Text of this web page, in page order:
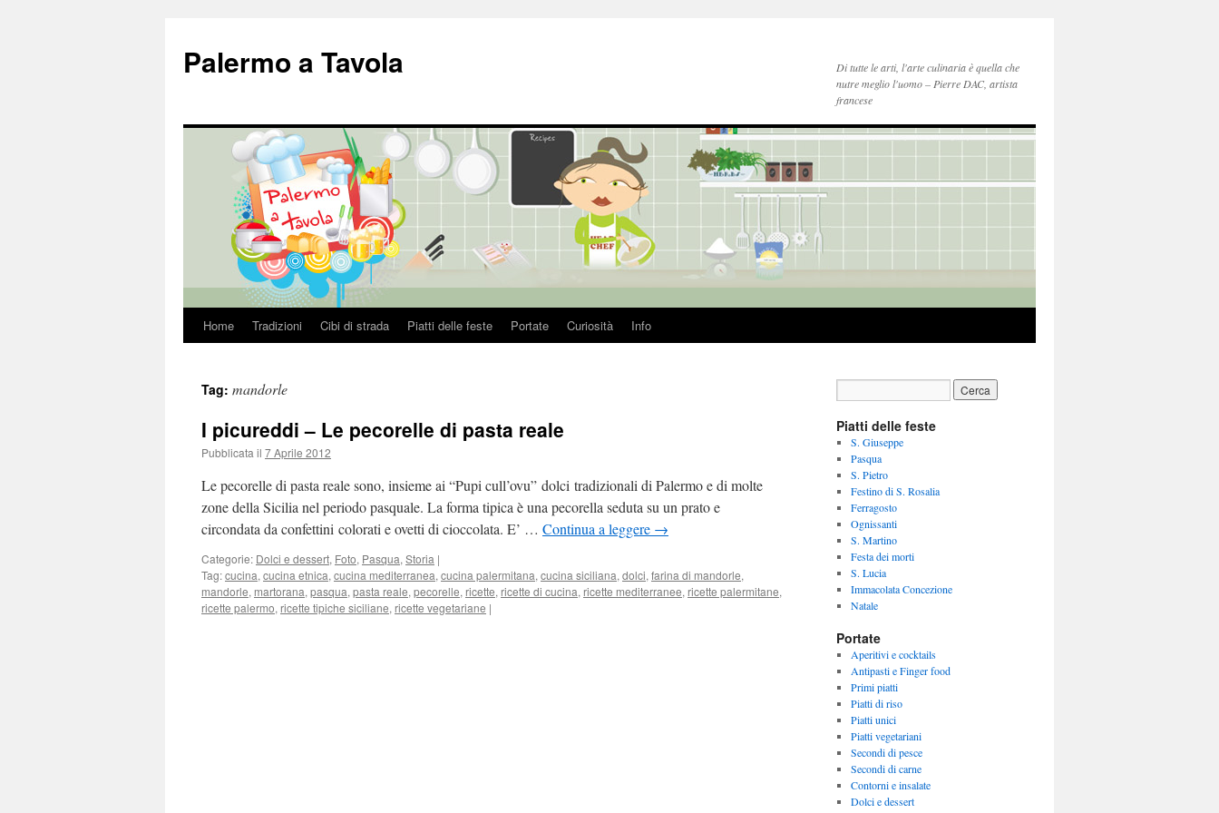
Palermo a Tavola
Di tutte le arti, l'arte culinaria è quella che
nutre meglio l'uomo – Pierre DAC, artista
francese
Vai
contenuto
Home Tradizioni Cibi di strada Piatti delle feste Portate Curiosità Info
Tag: mandorle
I picureddi – Le pecorelle di pasta reale
Pubblicata il 7 Aprile 2012
Le pecorelle di pasta reale sono, insieme ai “Pupi cull’ovu” dolci tradizionali di Palermo e di molte
zone della Sicilia nel periodo pasquale. La forma tipica è una pecorella seduta su un prato e
circondata da confettini colorati e ovetti di cioccolata. E’ … Continua a leggere →
Categorie: Dolci e dessert, Foto, Pasqua, Storia |
Tag:cucina, cucina etnica, cucina mediterranea, cucina palermitana, cucina siciliana, dolci, farina di mandorle,
mandorle, martorana, pasqua, pasta reale, pecorelle, ricette, ricette di cucina, ricette mediterranee, ricette palermitane,
ricette palermo, ricette tipiche siciliane, ricette vegetariane |
Piatti delle feste
S. Giuseppe
Pasqua
S. Pietro
Festino di S. Rosalia
Ferragosto
Ognissanti
S. Martino
Festa dei morti
S. Lucia
Immacolata Concezione
Natale
Portate
Aperitivi e cocktails
Antipasti e Finger food
Primi piatti
Piatti di riso
Piatti unici
Piatti vegetariani
Secondi di pesce
Secondi di carne
Contorni e insalate
Dolci e dessert